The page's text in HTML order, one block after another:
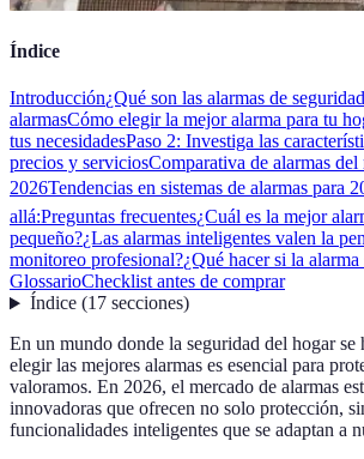
Índice
Introducción¿Qué son las alarmas de
alarmasCómo elegir la mejor alarma para tu
tus necesidadesPaso 2: Investiga las
precios y serviciosComparativa de alarmas del
2026Tendencias en sistemas de alarmas para
allá:Preguntas frecuentes¿Cuál es la mejor
pequeño?¿Las alarmas inteligentes valen la
monitoreo profesional?¿Qué hacer si la
GlossarioChecklist antes de comprar
Índice(17 secciones)
En un mundo donde la seguridad del hogar
elegir las mejores alarmas es esencial para
valoramos. En 2026, el mercado de alarmas
innovadoras que ofrecen no solo protección,
funcionalidades inteligentes que se adaptan a